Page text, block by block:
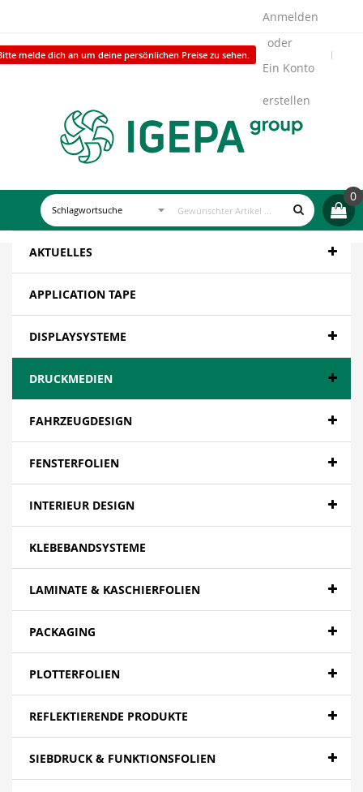
melde dich an um deine persönlichen Preise zu sehen.
Anmelden
Ein Konto
erstellen
0
AKTUELLES
APPLICATION TAPE
DISPLAYSYSTEME
DRUCKMEDIEN
FAHRZEUGDESIGN
FENSTERFOLIEN
INTERIEUR DESIGN
KLEBEBANDSYSTEME
LAMINATE & KASCHIERFOLIEN
PACKAGING
PLOTTERFOLIEN
REFLEKTIERENDE PRODUKTE
SIEBDRUCK & FUNKTIONSFOLIEN